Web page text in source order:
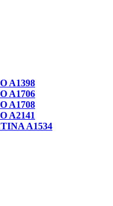
A1398
A1706
A1708
A2141
A1534